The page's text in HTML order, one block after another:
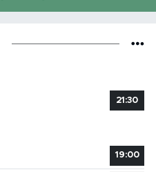
21:30
19:00